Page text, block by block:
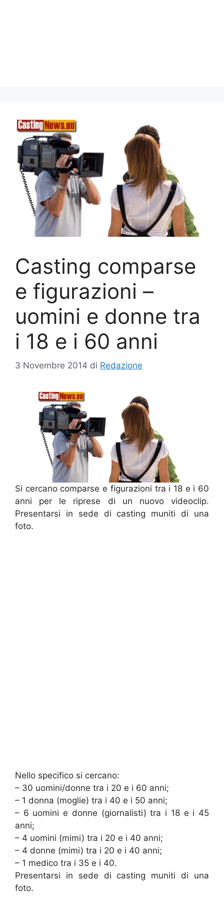
Casting comparse
e figurazioni –
uomini e donne tra
i 18 e i 60 anni
3 Novembre 2014 di Redazione
Si cercano comparse e figurazioni tra i 18 e i 60
anni per le riprese di un nuovo videoclip.
Presentarsi in sede di casting muniti di una
foto.
Nello specifico si cercano:
– 30 uomini/donne tra i 20 e i 60 anni;
– 1 donna (moglie) tra i 40 e i 50 anni;
– 6 uomini e donne (giornalisti) tra i 18 e i 45
anni;
– 4 uomini (mimi) tra i 20 e i 40 anni;
– 4 donne (mimi) tra i 20 e i 40 anni;
– 1 medico tra i 35 e i 40.
Presentarsi in sede di casting muniti di una
foto.